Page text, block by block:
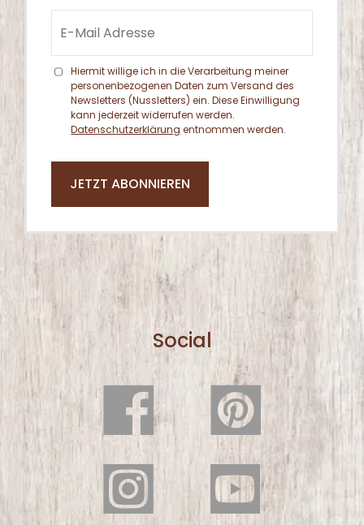
Hiermit willige ich in die Verarbeitung meiner
personenbezogenen Daten zum Versand des
Newsletters (Nussletters) ein. Diese Einwilligung
kann jederzeit widerrufen werden.
Datenschutzerklärung entnommen werden.
JETZT ABONNIEREN
Social